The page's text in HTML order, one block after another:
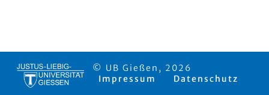
© UB Gießen, 2026
Impressum
Datenschutz